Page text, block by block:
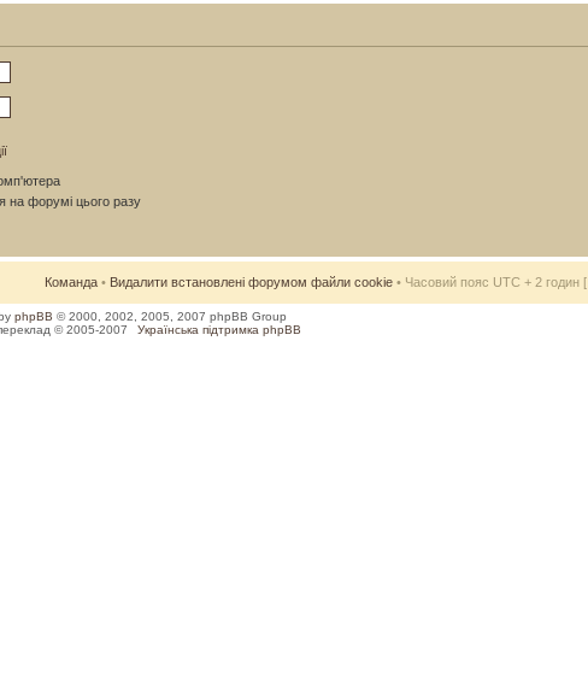
на форумі цього разу
Команда • Видалити встановлені форумом файли cookie • Часовий пояс UTC + 2 годин [
phpBB © 2000, 2002, 2005, 2007 phpBB Group
© 2005-2007
Українська підтримка phpBB